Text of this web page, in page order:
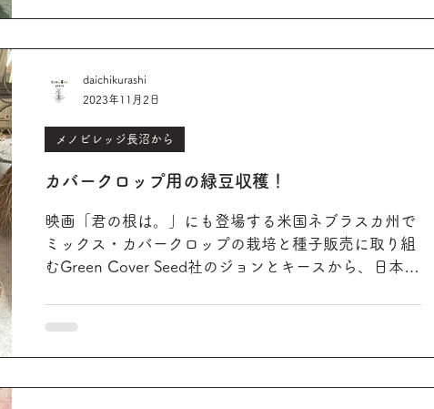
カバークロップ用の緑豆収穫！
映画「君の根は。」にも登場する米国ネブラスカ州で
ミックス・カバークロップの栽培と種子販売に取り組
むGreen Cover Seed社のジョンとキースから、日本で
たのが今年初めのこ...
メノビレッジ長沼から
daichikurashi
2023年11月2日